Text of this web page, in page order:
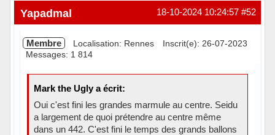
Hors ligne #52
18-10-2024 10:24:57
Yapadmal
Membre Localisation: Rennes
Inscrit(e): 26-07-2023
Messages: 1 814
Mark the Ugly a écrit:
Oui c'est fini les grandes marmule au centre. Seidu
a largement de quoi prétendre au centre même
dans un 442. C'est fini le temps des grands ballons